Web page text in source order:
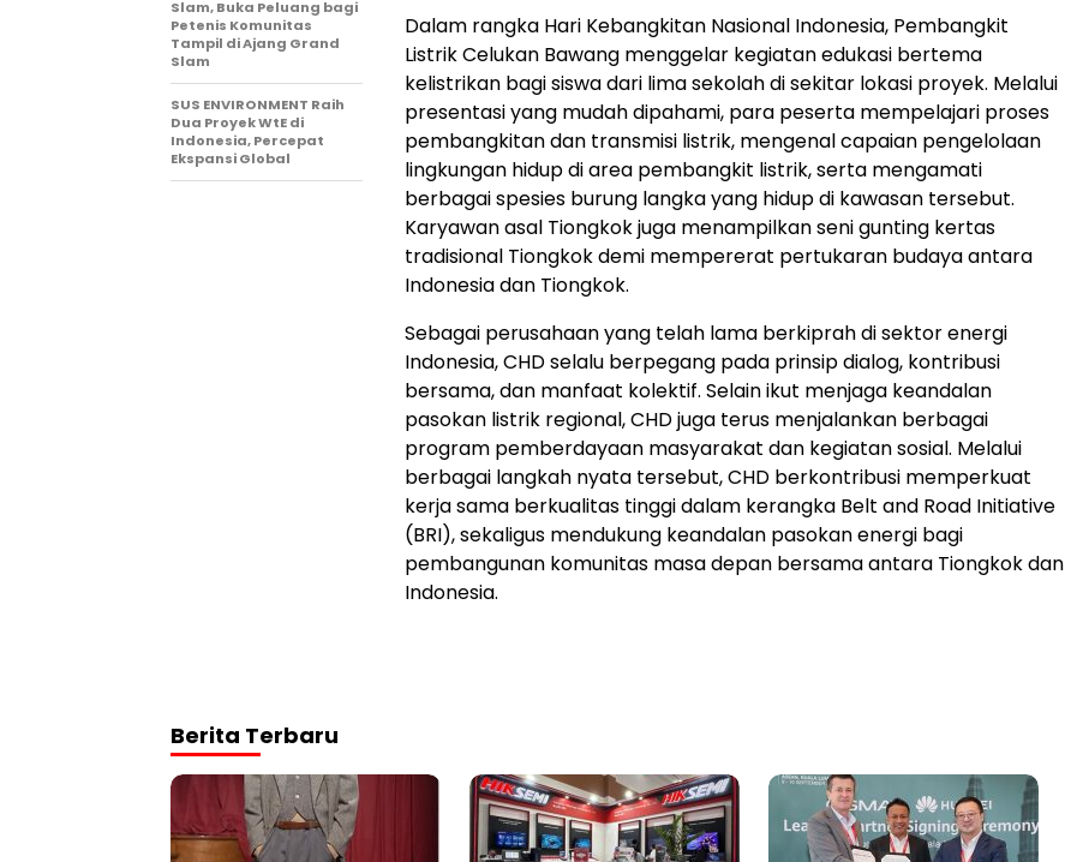
Dalam rangka Hari Kebangkitan Nasional Indonesia, Pembangkit
Listrik Celukan Bawang menggelar kegiatan edukasi bertema
kelistrikan bagi siswa dari lima sekolah di sekitar lokasi proyek. Melalui
presentasi yang mudah dipahami, para peserta mempelajari proses
pembangkitan dan transmisi listrik, mengenal capaian pengelolaan
lingkungan hidup di area pembangkit listrik, serta mengamati
berbagai spesies burung langka yang hidup di kawasan tersebut.
Karyawan asal Tiongkok juga menampilkan seni gunting kertas
tradisional Tiongkok demi mempererat pertukaran budaya antara
Indonesia dan Tiongkok.
Sebagai perusahaan yang telah lama berkiprah di sektor energi
Indonesia, CHD selalu berpegang pada prinsip dialog, kontribusi
bersama, dan manfaat kolektif. Selain ikut menjaga keandalan
pasokan listrik regional, CHD juga terus menjalankan berbagai
program pemberdayaan masyarakat dan kegiatan sosial. Melalui
berbagai langkah nyata tersebut, CHD berkontribusi memperkuat
kerja sama berkualitas tinggi dalam kerangka Belt and Road Initiative
(BRI), sekaligus mendukung keandalan pasokan energi bagi
pembangunan komunitas masa depan bersama antara Tiongkok dan
Indonesia.
Slam, Buka Peluang bagi
Petenis Komunitas
Tampil di Ajang Grand
Slam
SUS ENVIRONMENT Raih
Dua Proyek WtE di
Indonesia, Percepat
Ekspansi Global
Berita Terbaru